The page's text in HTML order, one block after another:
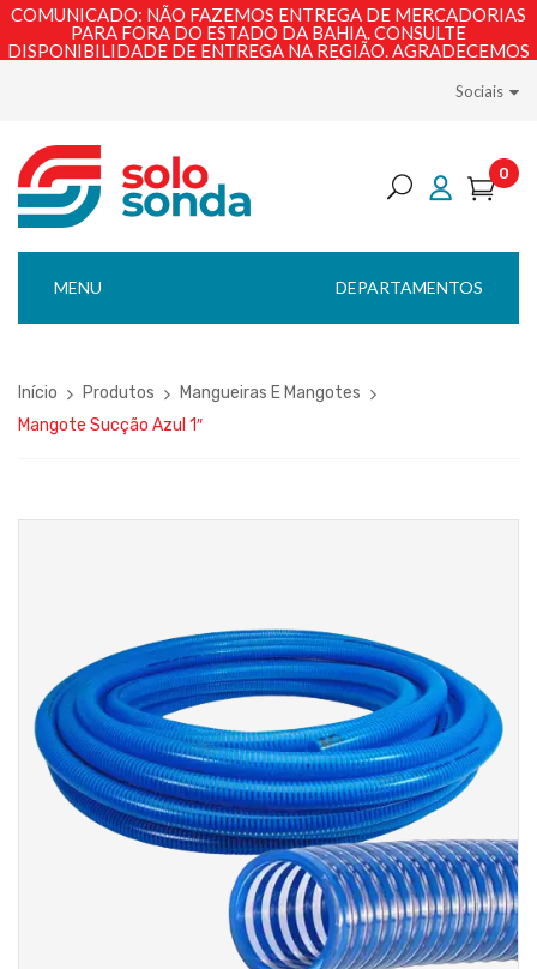
COMUNICADO: NÃO FAZEMOS ENTREGA DE MERCADORIAS
PARA FORA DO ESTADO DA BAHIA. CONSULTE
DISPONIBILIDADE DE ENTREGA NA REGIÃO. AGRADECEMOS
Sociais
0
DEPARTAMENTOS
MENU
Início Produtos
Mangueiras E Mangotes
Mangote Sucção Azul 1″